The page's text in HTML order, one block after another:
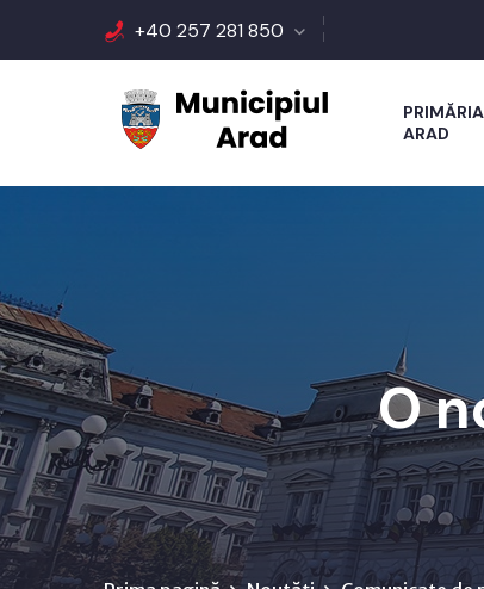
+40 257 281 850
PRIMĂRIA
ARAD
O